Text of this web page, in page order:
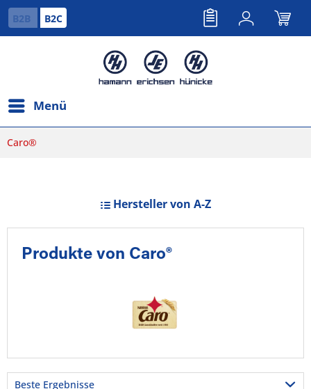
B2B B2C
Menü
Caro®
Hersteller von A-Z
Produkte von Caro®